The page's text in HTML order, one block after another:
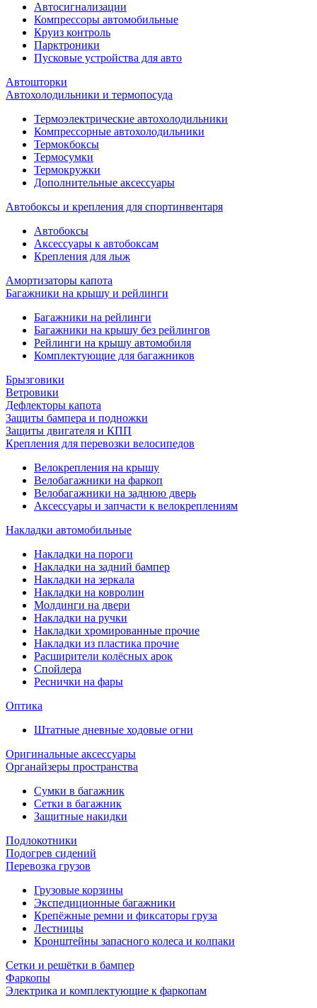
Автосигнализации
Компрессоры автомобильные
Круиз контроль
Парктроники
Пусковые устройства для авто
Автошторки
Автохолодильники и термопосуда
Термоэлектрические автохолодильники
Компрессорные автохолодильники
Термокбоксы
Термосумки
Термокружки
Дополнительные аксессуары
Автобоксы и крепления для спортинвентаря
Автобоксы
Аксессуары к автобоксам
Крепления для лыж
Амортизаторы капота
Багажники на крышу и рейлинги
Багажники на рейлинги
Багажники на крышу без рейлингов
Рейлинги на крышу автомобиля
Комплектующие для багажников
Брызговики
Ветровики
Дефлекторы капота
Защиты бампера и подножки
Защиты двигателя и КПП
Крепления для перевозки велосипедов
Велокрепления на крышу
Велобагажники на фаркоп
Велобагажники на заднюю дверь
Аксессуары и запчасти к велокреплениям
Накладки автомобильные
Накладки на пороги
Накладки на задний бампер
Накладки на зеркала
Накладки на ковролин
Молдинги на двери
Накладки на ручки
Накладки хромированные прочие
Накладки из пластика прочие
Расширители колёсных арок
Спойлера
Реснички на фары
Оптика
Штатные дневные ходовые огни
Оригинальные аксессуары
Органайзеры пространства
Сумки в багажник
Сетки в багажник
Защитные накидки
Подлокотники
Подогрев сидений
Перевозка грузов
Грузовые корзины
Экспедиционные багажники
Крепёжные ремни и фиксаторы груза
Лестницы
Кронштейны запасного колеса и колпаки
Сетки и решётки в бампер
Фаркопы
Электрика и комплектующие к фаркопам